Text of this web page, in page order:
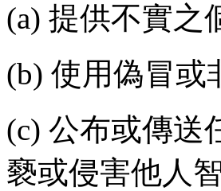
(a) 提供不實之
(b) 使用偽冒或
(c) 公布或傳送
褻或侵害他人